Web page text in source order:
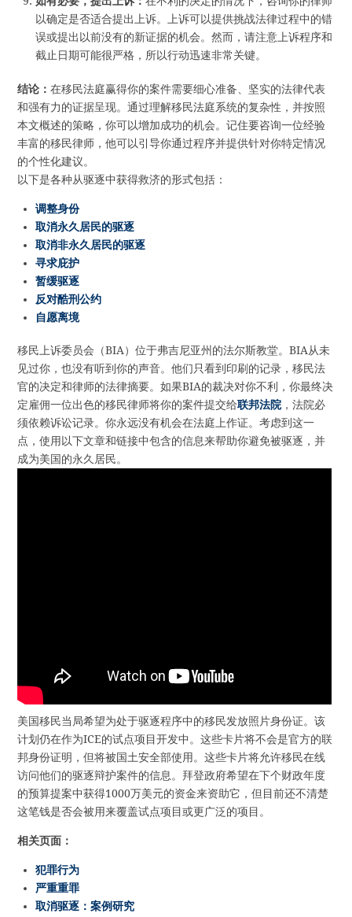
以确定是否适合提出上诉。上诉可以提供挑战法律过程中的错
误或提出以前没有的新证据的机会。然而，请注意上诉程序和
截止日期可能很严格，所以行动迅速非常关键。
结论：在移民法庭赢得你的案件需要细心准备、坚实的法律代表
和强有力的证据呈现。通过理解移民法庭系统的复杂性，并按照
本文概述的策略，你可以增加成功的机会。记住要咨询一位经验
丰富的移民律师，他可以引导你通过程序并提供针对你特定情况
的个性化建议。
以下是各种从驱逐中获得救济的形式包括：
调整身份
取消永久居民的驱逐
取消非永久居民的驱逐
寻求庇护
暂缓驱逐
反对酷刑公约
自愿离境
移民上诉委员会（BIA）位于弗吉尼亚州的法尔斯教堂。BIA从未
见过你，也没有听到你的声音。他们只看到印刷的记录，移民法
官的决定和律师的法律摘要。如果BIA的裁决对你不利，你最终决
定雇佣一位出色的移民律师将你的案件提交给联邦法院，法院必
须依赖诉讼记录。你永远没有机会在法庭上作证。考虑到这一
点，使用以下文章和链接中包含的信息来帮助你避免被驱逐，并
成为美国的永久居民。
美国移民当局希望为处于驱逐程序中的移民发放照片身份证。该
计划仍在作为ICE的试点项目开发中。这些卡片将不会是官方的联
邦身份证明，但将被国土安全部使用。这些卡片将允许移民在线
访问他们的驱逐辩护案件的信息。拜登政府希望在下个财政年度
的预算提案中获得1000万美元的资金来资助它，但目前还不清楚
这笔钱是否会被用来覆盖试点项目或更广泛的项目。
相关页面：
犯罪行为
严重重罪
取消驱逐：案例研究